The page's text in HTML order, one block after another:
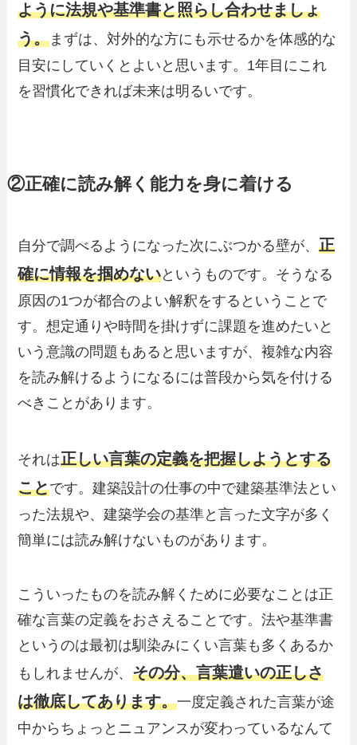
ように法規や基準書と照らし合わせましょ
う。まずは、対外的な方にも示せるかを体感的な
目安にしていくとよいと思います。1年目にこれ
を習慣化できれば未来は明るいです。
②正確に読み解く能力を身に着ける
自分で調べるようになった次にぶつかる壁が、正
確に情報を掴めないというものです。そうなる
原因の1つが都合のよい解釈をするということで
す。想定通りや時間を掛けずに課題を進めたいと
いう意識の問題もあると思いますが、複雑な内容
を読み解けるようになるには普段から気を付ける
べきことがあります。
それは正しい言葉の定義を把握しようとする
ことです。建築設計の仕事の中で建築基準法とい
った法規や、建築学会の基準と言った文字が多く
簡単には読み解けないものがあります。
こういったものを読み解くために必要なことは正
確な言葉の定義をおさえることです。法や基準書
というのは最初は馴染みにくい言葉も多くあるか
もしれませんが、その分、言葉遣いの正しさ
は徹底してあります。一度定義された言葉が途
中からちょっとニュアンスが変わっているなんて